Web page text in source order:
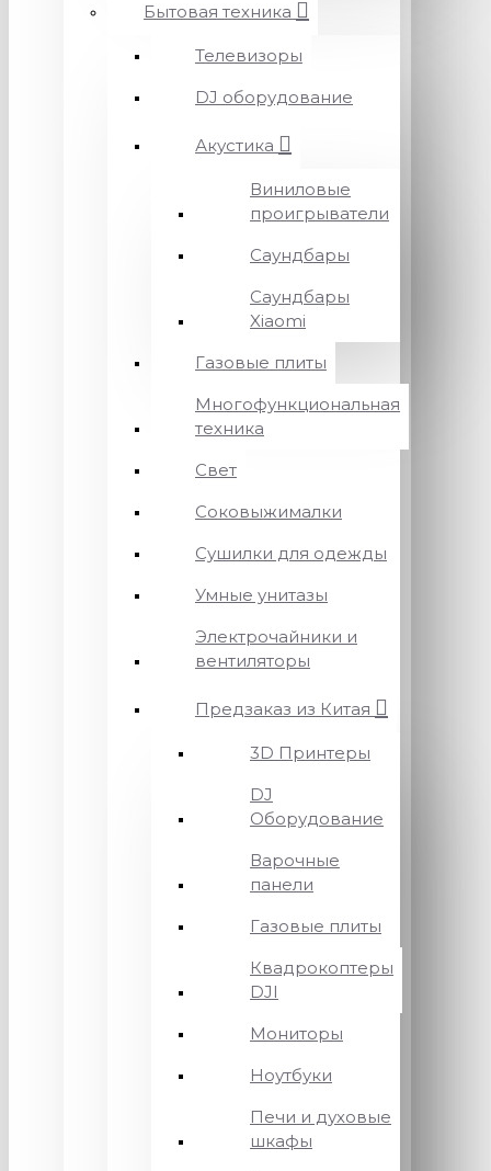
Бытовая техника
Телевизоры
DJ оборудование
Акустика
Виниловые
проигрыватели
Саундбары
Саундбары
Xiaomi
Газовые плиты
Многофункциональная
техника
Свет
Соковыжималки
Сушилки для одежды
Умные унитазы
Электрочайники и
вентиляторы
Предзаказ из Китая
3D Принтеры
DJ
Оборудование
Варочные
панели
Газовые плиты
Квадрокоптеры
DJI
Мониторы
Ноутбуки
Печи и духовые
шкафы